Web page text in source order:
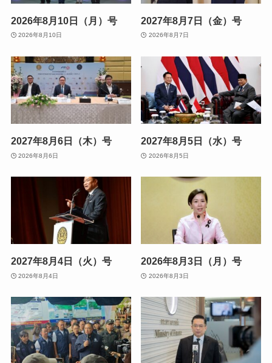
2026年8月10日（月）号
2026年8月10日
2027年8月7日（金）号
2026年8月7日
2027年8月6日（木）号
2026年8月6日
2027年8月5日（水）号
2026年8月5日
2027年8月4日（火）号
2026年8月4日
2026年8月3日（月）号
2026年8月3日